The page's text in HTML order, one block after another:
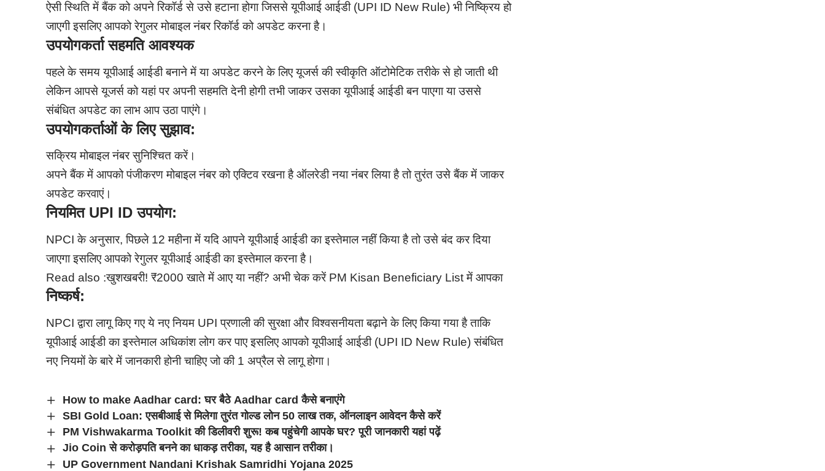
ऐसी स्थिति में बैंक को अपने रिकॉर्ड से उसे हटाना होगा जिससे यूपीआई आईडी (UPI ID New Rule) भी निष्क्रिय हो
जाएगी इसलिए आपको रेगुलर मोबाइल नंबर रिकॉर्ड को अपडेट करना है।
उपयोगकर्ता सहमति आवश्यक
पहले के समय यूपीआई आईडी बनाने में या अपडेट करने के लिए यूजर्स की स्वीकृति ऑटोमेटिक तरीके से हो जाती थी
लेकिन आपसे यूजर्स को यहां पर अपनी सहमति देनी होगी तभी जाकर उसका यूपीआई आईडी बन पाएगा या उससे
संबंधित अपडेट का लाभ आप उठा पाएंगे।
उपयोगकर्ताओं के लिए सुझाव:
सक्रिय मोबाइल नंबर सुनिश्चित करें।
अपने बैंक में आपको पंजीकरण मोबाइल नंबर को एक्टिव रखना है ऑलरेडी नया नंबर लिया है तो तुरंत उसे बैंक में जाकर
अपडेट करवाएं।
नियमित UPI ID उपयोग:
NPCI के अनुसार, पिछले 12 महीना में यदि आपने यूपीआई आईडी का इस्तेमाल नहीं किया है तो उसे बंद कर दिया
जाएगा इसलिए आपको रेगुलर यूपीआई आईडी का इस्तेमाल करना है।
Read also :खुशखबरी! ₹2000 खाते में आए या नहीं? अभी चेक करें PM Kisan Beneficiary List में आपका
निष्कर्ष:
NPCI द्वारा लागू किए गए ये नए नियम UPI प्रणाली की सुरक्षा और विश्वसनीयता बढ़ाने के लिए किया गया है ताकि
यूपीआई आईडी का इस्तेमाल अधिकांश लोग कर पाए इसलिए आपको यूपीआई आईडी (UPI ID New Rule) संबंधित
नए नियमों के बारे में जानकारी होनी चाहिए जो की 1 अप्रैल से लागू होगा।
How to make Aadhar card: घर बैठे Aadhar card कैसे बनाएंगे
SBI Gold Loan: एसबीआई से मिलेगा तुरंत गोल्ड लोन 50 लाख तक, ऑनलाइन आवेदन कैसे करें
PM Vishwakarma Toolkit की डिलीवरी शुरू! कब पहुंचेगी आपके घर? पूरी जानकारी यहां पढ़ें
Jio Coin से करोड़पति बनने का धाकड़ तरीका, यह है आसान तरीका।
UP Government Nandani Krishak Samridhi Yojana 2025